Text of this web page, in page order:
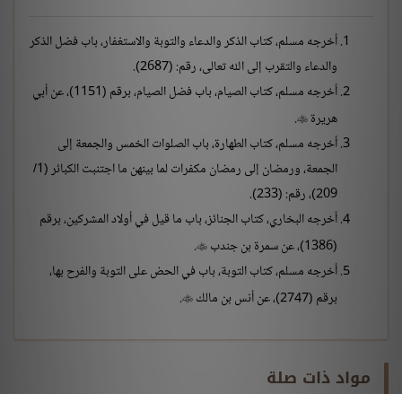
أخرجه مسلم، كتاب الذكر والدعاء والتوبة والاستغفار، باب فضل الذكر
والدعاء والتقرب إلى الله تعالى، رقم: (2687).
أخرجه مسلم، كتاب الصيام، باب فضل الصيام، برقم (1151)، عن أبي
هريرة 
.
أخرجه مسلم، كتاب الطهارة، باب الصلوات الخمس والجمعة إلى
الجمعة، ورمضان إلى رمضان مكفرات لما بينهن ما اجتنبت الكبائر (1/
209)، رقم: (233).
أخرجه البخاري، كتاب الجنائز، باب ما قيل في أولاد المشركين، برقم
(1386)، عن سمرة بن جندب

.
أخرجه مسلم، كتاب التوبة، باب في الحض على التوبة والفرح بها،
برقم (2747)، عن أنس بن مالك

.
مواد ذات صلة